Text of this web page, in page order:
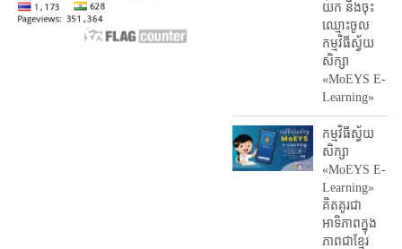
យក និង​ចុះ​
ឈ្មោះ​ចូល​
កម្មវិធី​ស្វ័យ
សិក្សា
«MoEYS E-
Learning»
កម្មវិធីស្វ័យ
សិក្សា
«MoEYS E-
Learning»
គិតគូរជា
អាទិភាពក្នុង
ភាពជាខ្មែរ